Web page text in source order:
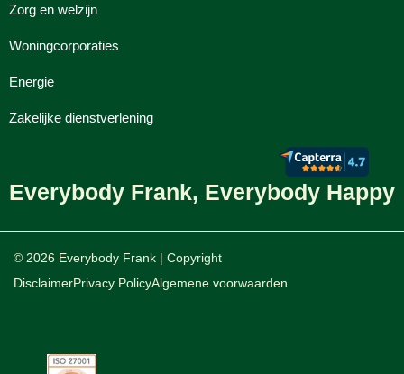
Zorg en welzijn
Woningcorporaties
Energie
Zakelijke dienstverlening
Everybody Frank, Everybody Happy
© 2026 Everybody Frank | Copyright
DisclaimerPrivacy PolicyAlgemene voorwaarden